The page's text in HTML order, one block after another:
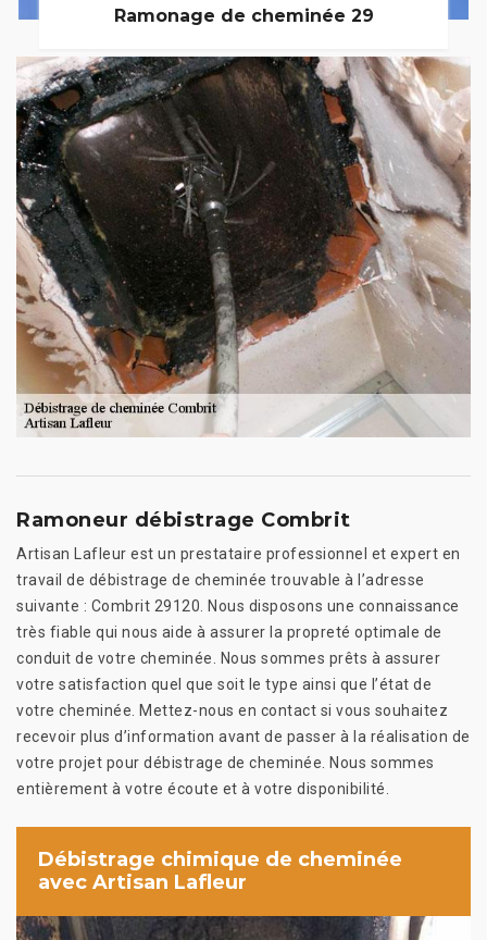
Ramonage de cheminée 29
Ramoneur débistrage Combrit
Artisan Lafleur est un prestataire professionnel et expert en
travail de débistrage de cheminée trouvable à l’adresse
suivante : Combrit 29120. Nous disposons une connaissance
très fiable qui nous aide à assurer la propreté optimale de
conduit de votre cheminée. Nous sommes prêts à assurer
votre satisfaction quel que soit le type ainsi que l’état de
votre cheminée. Mettez-nous en contact si vous souhaitez
recevoir plus d’information avant de passer à la réalisation de
votre projet pour débistrage de cheminée. Nous sommes
entièrement à votre écoute et à votre disponibilité.
Débistrage chimique de cheminée
avec Artisan Lafleur